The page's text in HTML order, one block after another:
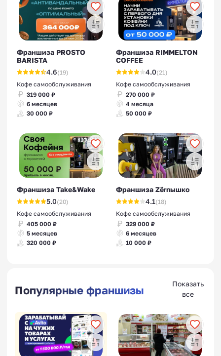
Франшиза PROSTO
BARISTA
4.6(19)
Кофе самообслуживания
319 000 ₽
6 месяцев
30 000 ₽
Франшиза RIMMELTON
COFFEE
4.0(21)
Кофе самообслуживания
270 000 ₽
4 месяца
50 000 ₽
Франшиза Take&Wake
5.0(20)
Кофе самообслуживания
405 000 ₽
5 месяцев
320 000 ₽
Франшиза Zёrnышко
4.1(18)
Кофе самообслуживания
329 000 ₽
6 месяцев
10 000 ₽
Популярные франшизы
Показать
все